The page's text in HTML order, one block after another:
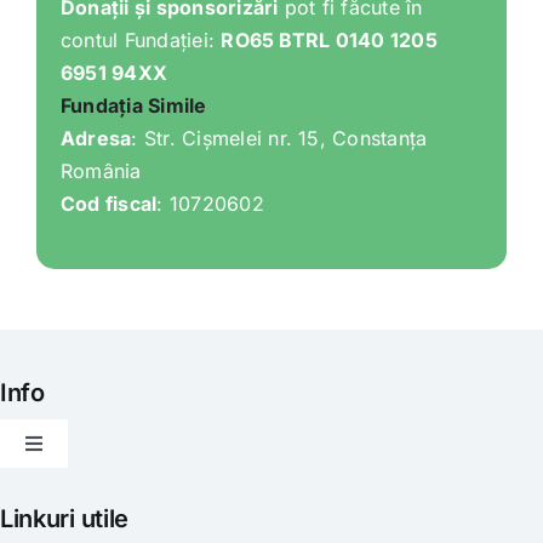
Donații și sponsorizări pot fi făcute în
contul Fundației: RO65 BTRL 0140 1205
6951 94XX
Fundația Simile
Adresa: Str. Cișmelei nr. 15, Constanța
România
Cod fiscal: 10720602
Info
Toggle
Articole
Linkuri utile